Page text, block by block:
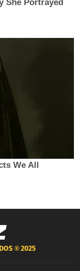
®2025